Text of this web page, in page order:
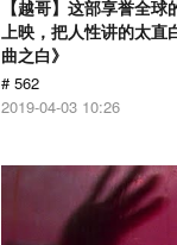
【越哥】这部享誉全
上映，把人性讲的太直
曲之白》
# 562
2019-04-03 10:26